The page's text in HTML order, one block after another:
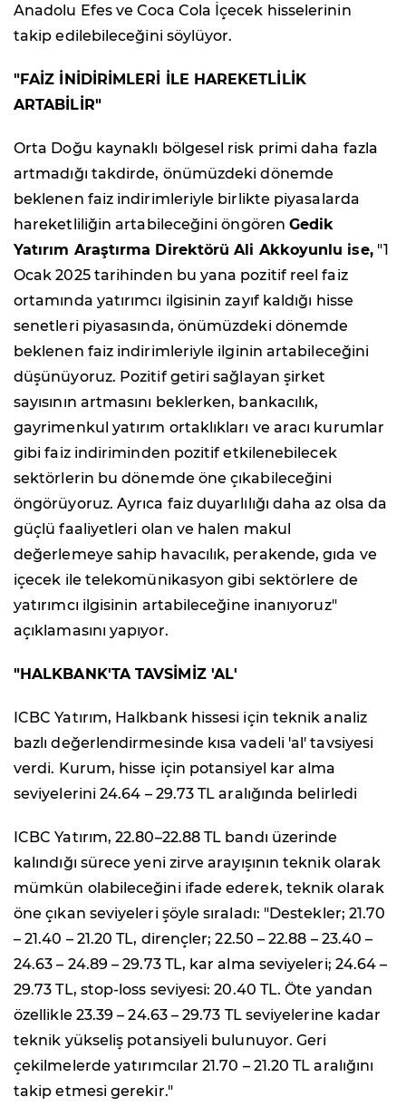
Anadolu Efes ve Coca Cola İçecek hisselerinin
takip edilebileceğini söylüyor.
"FAİZ İNİDİRİMLERİ İLE HAREKETLİLİK
ARTABİLİR"
Orta Doğu kaynaklı bölgesel risk primi daha fazla
artmadığı takdirde, önümüzdeki dönemde
beklenen faiz indirimleriyle birlikte piyasalarda
hareketliliğin artabileceğini öngörenGedik
Yatırım Araştırma Direktörü Ali Akkoyunlu ise,"1
Ocak 2025 tarihinden bu yana pozitif reel faiz
ortamında yatırımcı ilgisinin zayıf kaldığı hisse
senetleri piyasasında, önümüzdeki dönemde
beklenen faiz indirimleriyle ilginin artabileceğini
düşünüyoruz. Pozitif getiri sağlayan şirket
sayısının artmasını beklerken, bankacılık,
gayrimenkul yatırım ortaklıkları ve aracı kurumlar
gibi faiz indiriminden pozitif etkilenebilecek
sektörlerin bu dönemde öne çıkabileceğini
öngörüyoruz. Ayrıca faiz duyarlılığı daha az olsa da
güçlü faaliyetleri olan ve halen makul
değerlemeye sahip havacılık, perakende, gıda ve
içecek ile telekomünikasyon gibi sektörlere de
yatırımcı ilgisinin artabileceğine inanıyoruz"
açıklamasını yapıyor.
"HALKBANK'TA TAVSİMİZ 'AL'
ICBC Yatırım, Halkbank hissesi için teknik analiz
bazlı değerlendirmesinde kısa vadeli 'al' tavsiyesi
verdi. Kurum, hisse için potansiyel kar alma
seviyelerini 24.64 – 29.73 TL aralığında belirledi
ICBC Yatırım, 22.80–22.88 TL bandı üzerinde
kalındığı sürece yeni zirve arayışının teknik olarak
mümkün olabileceğini ifade ederek, teknik olarak
öne çıkan seviyeleri şöyle sıraladı: "Destekler; 21.70
– 21.40 – 21.20 TL, dirençler; 22.50 – 22.88 – 23.40 –
24.63 – 24.89 – 29.73 TL, kar alma seviyeleri; 24.64 –
29.73 TL, stop-loss seviyesi: 20.40 TL. Öte yandan
özellikle 23.39 – 24.63 – 29.73 TL seviyelerine kadar
teknik yükseliş potansiyeli bulunuyor. Geri
çekilmelerde yatırımcılar 21.70 – 21.20 TL aralığını
takip etmesi gerekir."